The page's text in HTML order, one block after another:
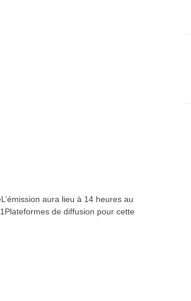
aura lieu à 14 heures au
de diffusion pour cette